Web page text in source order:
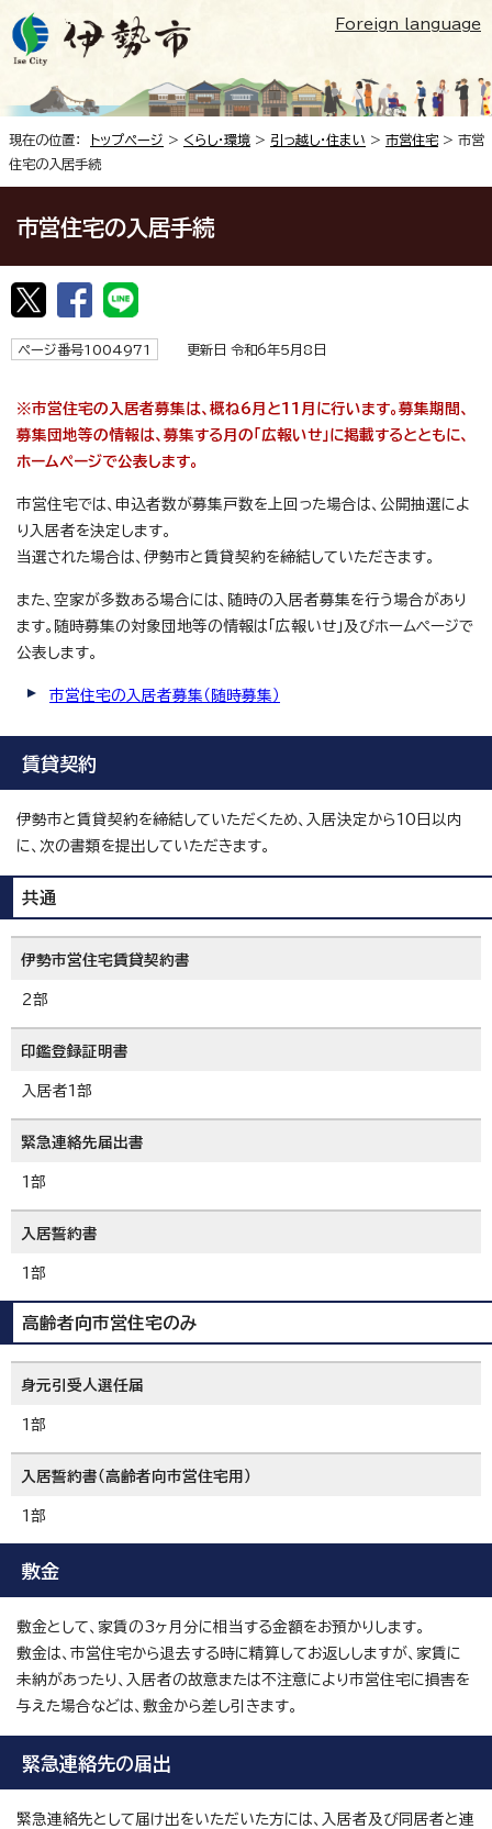
Foreign language
現在の位置： トップページ > くらし・環境 > 引っ越し・住まい > 市営住宅 > 市営
住宅の入居手続
市営住宅の入居手続
ページ番号1004971 更新日 令和6年5月8日
※市営住宅の入居者募集は、概ね6月と11月に行います。募集期間、
募集団地等の情報は、募集する月の「広報いせ」に掲載するとともに、
ホームページで公表します。
市営住宅では、申込者数が募集戸数を上回った場合は、公開抽選によ
り入居者を決定します。
当選された場合は、伊勢市と賃貸契約を締結していただきます。
また、空家が多数ある場合には、随時の入居者募集を行う場合があり
ます。随時募集の対象団地等の情報は「広報いせ」及びホームページで
公表します。
市営住宅の入居者募集（随時募集）
賃貸契約
伊勢市と賃貸契約を締結していただくため、入居決定から10日以内
に、次の書類を提出していただきます。
共通
伊勢市営住宅賃貸契約書
2部
印鑑登録証明書
入居者1部
緊急連絡先届出書
1部
入居誓約書
1部
高齢者向市営住宅のみ
身元引受人選任届
1部
入居誓約書（高齢者向市営住宅用）
1部
敷金
敷金として、家賃の3ヶ月分に相当する金額をお預かりします。
敷金は、市営住宅から退去する時に精算してお返ししますが、家賃に
未納があったり、入居者の故意または不注意により市営住宅に損害を
与えた場合などは、敷金から差し引きます。
緊急連絡先の届出
緊急連絡先として届け出をいただいた方には、入居者及び同居者と連